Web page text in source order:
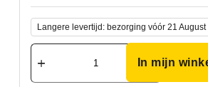
Langere levertijd: bezorging vóór 21 August
In mijn